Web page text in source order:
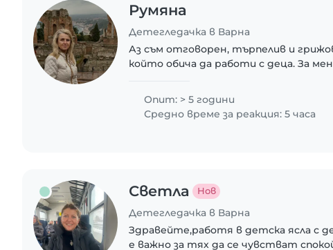
Румяна
Детегледачка в Варна
Аз съм отговорен, търпелив и
който обича да работи с деца. За
Опит: > 5 години
Средно време за реакция: 5 часа
Светла Нов
Детегледачка в Варна
Здравейте,работя в детска ясла с
е важно за тях да се чувстват